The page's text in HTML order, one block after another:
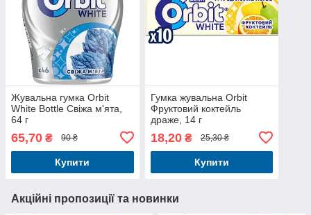
Жувальна гумка Orbit
White Bottle Свіжа м'ята,
64 г
65,70 ₴ 90 ₴
Купити
Гумка жувальна Orbit
Фруктовий коктейль
драже, 14 г
18,20₴ 25,30 ₴
Купити
Акційні пропозиції та новинки